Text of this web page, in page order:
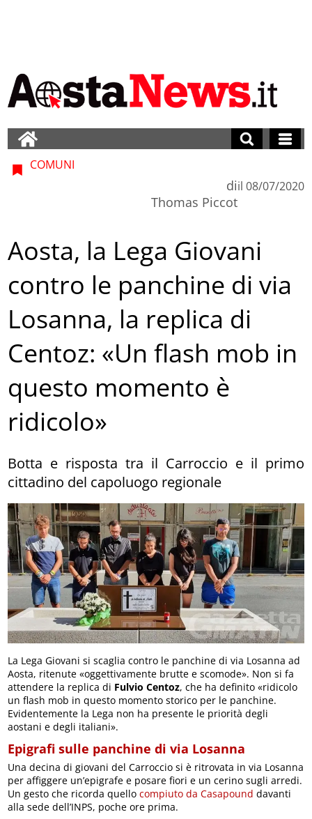
COMUNI
di
Thomas Piccot
il 08/07/2020
Aosta, la Lega Giovani
contro le panchine di via
Losanna, la replica di
Centoz: «Un flash mob in
questo momento è
ridicolo»
Botta e risposta tra il Carroccio e il primo
cittadino del capoluogo regionale
La Lega Giovani si scaglia contro le panchine di via Losanna ad
Aosta, ritenute «oggettivamente brutte e scomode». Non si fa
attendere la replica di Fulvio Centoz, che ha definito «ridicolo
un flash mob in questo momento storico per le panchine.
Evidentemente la Lega non ha presente le priorità degli
aostani e degli italiani».
Epigrafi sulle panchine di via Losanna
Una decina di giovani del Carroccio si è ritrovata in via Losanna
per affiggere un’epigrafe e posare fiori e un cerino sugli arredi.
Un gesto che ricorda quellocompiuto da Casapound davanti
alla sede dell’INPS, poche ore prima.